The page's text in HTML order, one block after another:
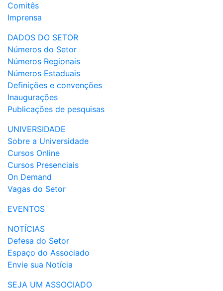
Comitês
Imprensa
DADOS DO SETOR
Números do Setor
Números Regionais
Números Estaduais
Definições e convenções
Inaugurações
Publicações de pesquisas
UNIVERSIDADE
Sobre a Universidade
Cursos Online
Cursos Presenciais
On Demand
Vagas do Setor
EVENTOS
NOTÍCIAS
Defesa do Setor
Espaço do Associado
Envie sua Notícia
SEJA UM ASSOCIADO